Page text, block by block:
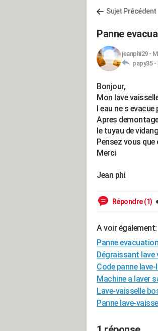
Sujet Précédent
Panne
jeanphi29-
papy35 -
Bonjour,
Mon lave
l eau ne s evacue
Apres
le tuyau de
Pensez vous
Merci
Jean phi
Répondre (1)
A voir également:
Panne
Dégraissant lave
Code panne
Machine a laver
Lave-vaisselle
Panne lave-